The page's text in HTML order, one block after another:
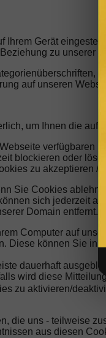
Ihrem Gerät
zu unserer
auf unseren
um Ihnen die auf
verfügbaren
blockieren oder
zu akzeptieren /
Sie Cookies
sich jederzeit
Domain entfernt.
Computer auf
Diese können Sie in
dauerhaft
wird diese
zu aktivieren/
die uns - teilweise
aus diesen